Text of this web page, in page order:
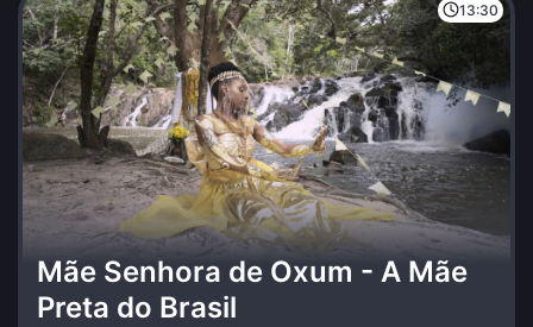
13:30
Mãe Senhora de Oxum - A Mãe
Preta do Brasil